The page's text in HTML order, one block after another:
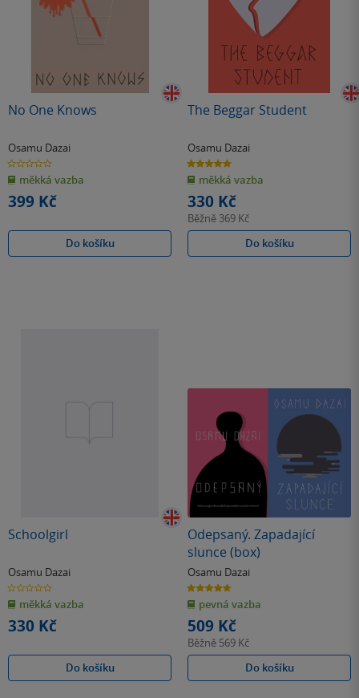
No One Knows
Osamu Dazai
0.0
z
5
hvězdiček
měkká vazba
399 Kč
Do košíku
The Beggar Student
Osamu Dazai
5.0
z
5
hvězdiček
měkká vazba
330 Kč
Běžně 369 Kč
Do košíku
Schoolgirl
Osamu Dazai
0.0
z
5
hvězdiček
měkká vazba
330 Kč
Do košíku
Odepsaný. Zapadající
slunce (box)
Osamu Dazai
4.7
z
5
hvězdiček
pevná vazba
509 Kč
Běžně 569 Kč
Do košíku